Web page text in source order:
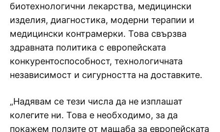
биотехнологични лекарства, медицински
изделия, диагностика, модерни терапии и
медицински контрамерки. Това свързва
здравната политика с европейската
конкурентоспособност, технологичната
независимост и сигурността на доставките.
„Надявам се тези числа да не изплашат
колегите ни. Това е необходимо, за да
покажем ползите от мащаба за европейската